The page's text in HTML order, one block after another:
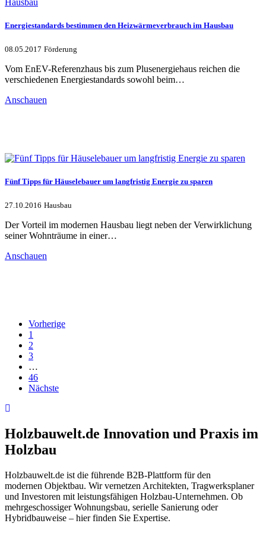
Energiestandards bestimmen den Heizwärmeverbrauch im Hausbau
08.05.2017 Förderung
Vom EnEV-Referenzhaus bis zum Plusenergiehaus reichen die
verschiedenen Energiestandards sowohl beim…
Anschauen
Fünf Tipps für Häuselebauer um langfristig Energie zu sparen
27.10.2016 Hausbau
Der Vorteil im modernen Hausbau liegt neben der Verwirklichung
seiner Wohnträume in einer…
Anschauen
Vorherige
1
2
3
…
46
Nächste
Holzbauwelt.de Innovation und Praxis im
Holzbau
Holzbauwelt.de ist die führende B2B-Plattform für den
modernen Objektbau. Wir vernetzen Architekten, Tragwerksplaner
und Investoren mit leistungsfähigen Holzbau-Unternehmen. Ob
mehrgeschossiger Wohnungsbau, serielle Sanierung oder
Hybridbauweise – hier finden Sie Expertise.